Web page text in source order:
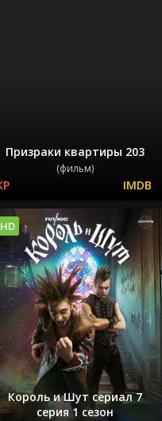
Призраки квартиры 203
(фильм)
Король и Шут сериал 7
серия 1 сезон
HD